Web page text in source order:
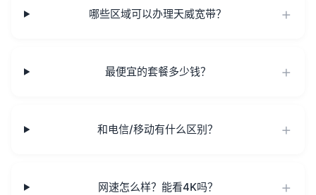
哪些区域可以办理天威宽带？
最便宜的套餐多少钱？
和电信/移动有什么区别？
网速怎么样？能看4K吗？